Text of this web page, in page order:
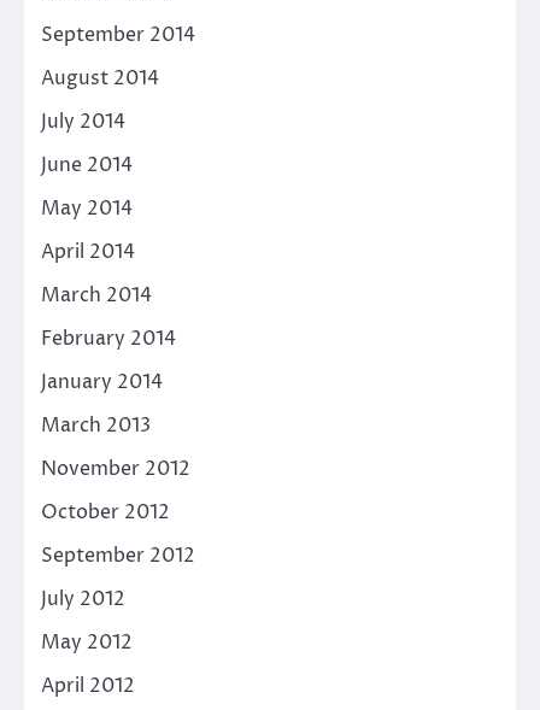
September 2014
August 2014
July 2014
June 2014
May 2014
April 2014
March 2014
February 2014
January 2014
March 2013
November 2012
October 2012
September 2012
July 2012
May 2012
April 2012